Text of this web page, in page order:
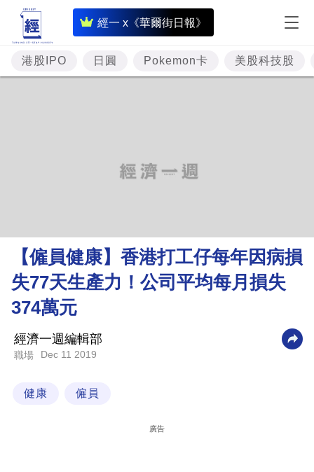
經一 x《華爾街日報》
即
時
財
經
理
財
商
科
技
場
港股IPO 日圓 Pokemon卡 美股科技股
【僱員健康】香港打工仔每年因病損
失77天生產力！公司平均每月損失
374萬元
經濟一週編輯部
職場 Dec 11 2019
健康 僱員
廣告